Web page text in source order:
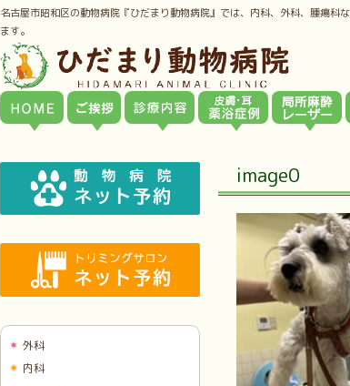
名古屋市昭和区の動物病院『ひだまり動物病院』では、内科、外科、腫瘍
ます。
image0
外科
内科